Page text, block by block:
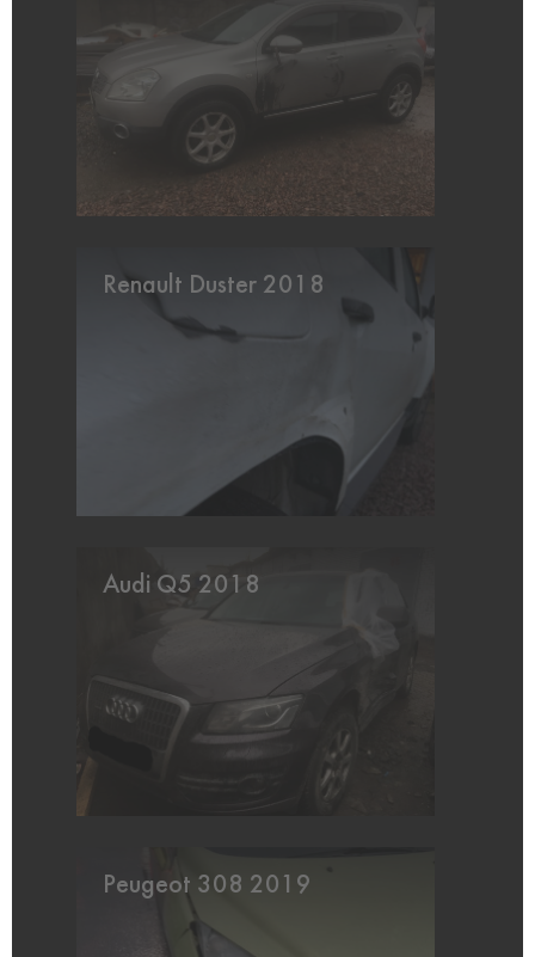
Renault Duster 2018
Audi Q5 2018
Peugeot 308 2019